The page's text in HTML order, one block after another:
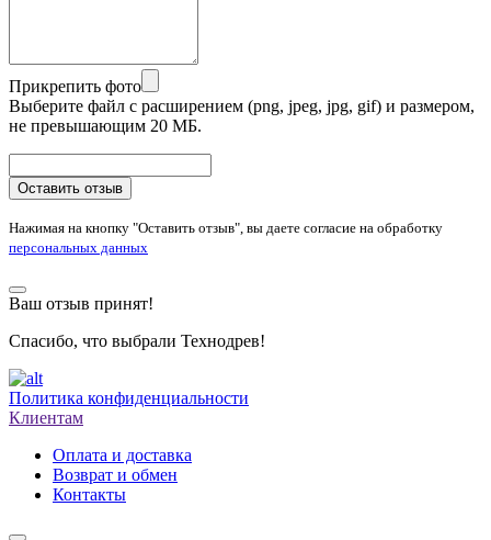
Прикрепить фото
Выберите файл с расширением (png, jpeg, jpg, gif) и размером,
не превышающим 20 МБ.
Оставить отзыв
Нажимая на кнопку "Оставить отзыв", вы даете согласие на обработку
персональных данных
Ваш отзыв принят!
Спасибо, что выбрали Технодрев!
Политика конфиденциальности
Клиентам
Оплата и доставка
Возврат и обмен
Контакты